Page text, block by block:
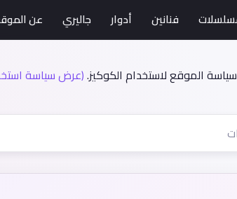
الموقع لاستخدام الكوكيز.(عرض سياسة
فنانين أدوار جاليري عن